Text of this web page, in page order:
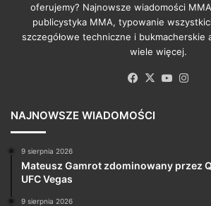
oferujemy? Najnowsze wiadomości
publicystyka MMA, typowanie
szczegółowe techniczne i bukmacherskie
wiele więcej.
Facebook
X YouTube
NAJNOWSZE WIADOMOŚCI
9 sierpnia 2026
Mateusz Gamrot zdominowany przez
UFC Vegas
9 sierpnia 2026